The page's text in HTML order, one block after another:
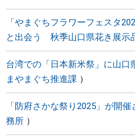
「やまぐちフラワーフェスタ
と出会う 秋季山口県花き展示
台湾での「日本新米祭」に山口
まやまぐち推進課
「防府さかな祭り2025」が開催
務所